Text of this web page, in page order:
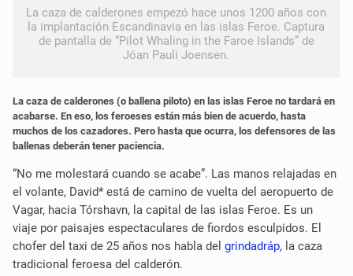
La caza de calderones empezó hace unos 1200 años con
la implantación Escandinavia en las islas Feroe. Captura
de pantalla de “Pilot Whaling in the Faroe Islands” de
Jóan Pauli Joensen.
La caza de calderones (o ballena piloto) en las islas Feroe notardará en
acabarse. En eso, los feroeses están más bien de acuerdo, hasta
muchos de los cazadores. Pero hasta que ocurra, los defensores de las
ballenas deberán tener paciencia.
“No me molestará cuando se acabe”. Las manos relajadas en
el volante, David* está de camino de vuelta del aeropuerto de
Vagar, hacia Tórshavn, la capital de las islas Feroe. Es un
viaje por paisajes espectaculares de fiordos esculpidos. El
chofer del taxi de 25 años nos habla delgrindadráp, la caza
tradicional feroesa del calderón.